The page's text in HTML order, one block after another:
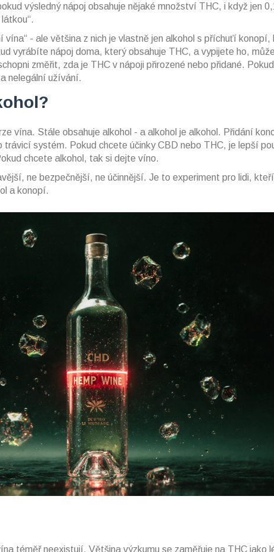
výsledný nápoj obsahuje nějaké množství THC, i když jen
vína“ - ale většina z nich je vlastně jen alkohol s příchuťí
vyrábíte nápoj doma, který obsahuje THC, a vypijete ho,
změřit, zda je THC v nápoji přirozené nebo přidané.
nelegální užívání.
vína. Stále obsahuje alkohol - a alkohol je alkohol. Přidání
trávicí systém. Pokud chcete účinky CBD nebo THC, je lepší
chcete alkohol, tak si dejte víno.
ne bezpečnější, ne účinnější. Je to experiment pro lidi,
a konopí.
téměř neexistují. Většina výzkumu se zaměřuje na THC jako